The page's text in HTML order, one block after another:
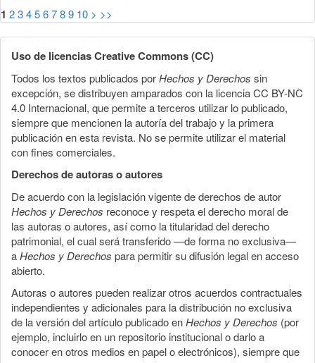
1 23456789 10 > >>
Uso de licencias Creative Commons (CC)
Todos los textos publicados porHechos y Derechos sin
excepción, se distribuyen amparados con la licencia CC BY-NC
4.0 Internacional, que permite a terceros utilizar lo publicado,
siempre que mencionen la autoría del trabajo y la primera
publicación en esta revista. No se permite utilizar el material
con fines comerciales.
Derechos de autoras o autores
De acuerdo con la legislación vigente de derechos de autor
Hechos y Derechos reconoce y respeta el derecho moral de
las autoras o autores, así como la titularidad del derecho
patrimonial, el cual será transferido —de forma no exclusiva—
aHechos y Derechos para permitir su difusión legal en acceso
abierto.
Autoras o autores pueden realizar otros acuerdos contractuales
independientes y adicionales para la distribución no exclusiva
de la versión del artículo publicado enHechos y Derechos (por
ejemplo, incluirlo en un repositorio institucional o darlo a
conocer en otros medios en papel o electrónicos), siempre que